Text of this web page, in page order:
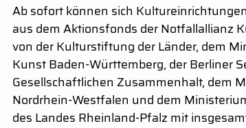
Ab sofort können sich
aus dem Aktionsfonds der Notfallallianz
von der Kulturstiftung der Länder, dem
Kunst Baden-Württemberg, der Berliner
Gesellschaftlichen Zusammenhalt, dem
Nordrhein-Westfalen und dem
des Landes Rheinland-Pfalz mit